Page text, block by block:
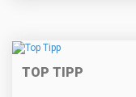
TOP TIPP